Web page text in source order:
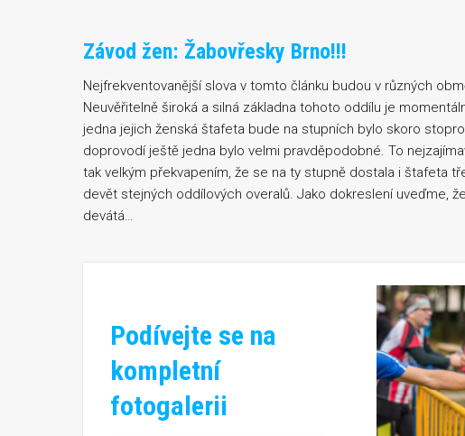
Závod žen: Žabovřesky Brno!!!
Nejfrekventovanější slova v tomto článku budou v různých
Neuvěřitelně široká a silná základna tohoto oddílu je
jedna jejich ženská štafeta bude na stupních bylo skoro
doprovodí ještě jedna bylo velmi pravděpodobné. To
tak velkým překvapením, že se na ty stupně dostala i štafeta
devět stejných oddílových overalů. Jako dokreslení uveďme,
devátá…
Podívejte se na
kompletní
fotogalerii